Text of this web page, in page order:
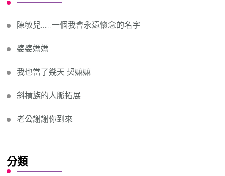
陳敏兒……一個我會永遠懷念的名字
婆婆媽媽
我也當了幾天 契嫲嫲
斜槓族的人脈拓展
老公謝謝你到來
分類